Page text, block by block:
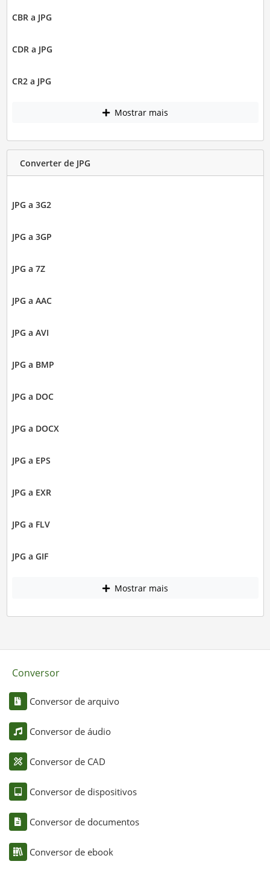
CBR a JPG
CDR a JPG
CR2 a JPG
Mostrar mais
Converter de JPG
JPG a 3G2
JPG a 3GP
JPG a 7Z
JPG a AAC
JPG a AVI
JPG a BMP
JPG a DOC
JPG a DOCX
JPG a EPS
JPG a EXR
JPG a FLV
JPG a GIF
Mostrar mais
Conversor
Conversor de arquivo
Conversor de áudio
Conversor de CAD
Conversor de dispositivos
Conversor de documentos
Conversor de ebook